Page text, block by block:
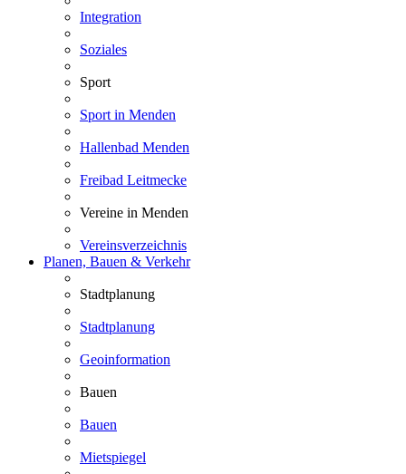
Integration
Soziales
Sport
Sport in Menden
Hallenbad Menden
Freibad Leitmecke
Vereine in Menden
Vereinsverzeichnis
Planen, Bauen & Verkehr
Stadtplanung
Stadtplanung
Geoinformation
Bauen
Bauen
Mietspiegel